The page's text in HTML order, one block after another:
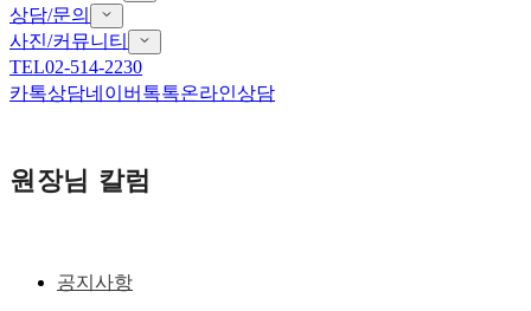
상담/문의
사진/커뮤니티
TEL02-514-2230
카톡상담네이버톡톡온라인상담
원장님 칼럼
공지사항